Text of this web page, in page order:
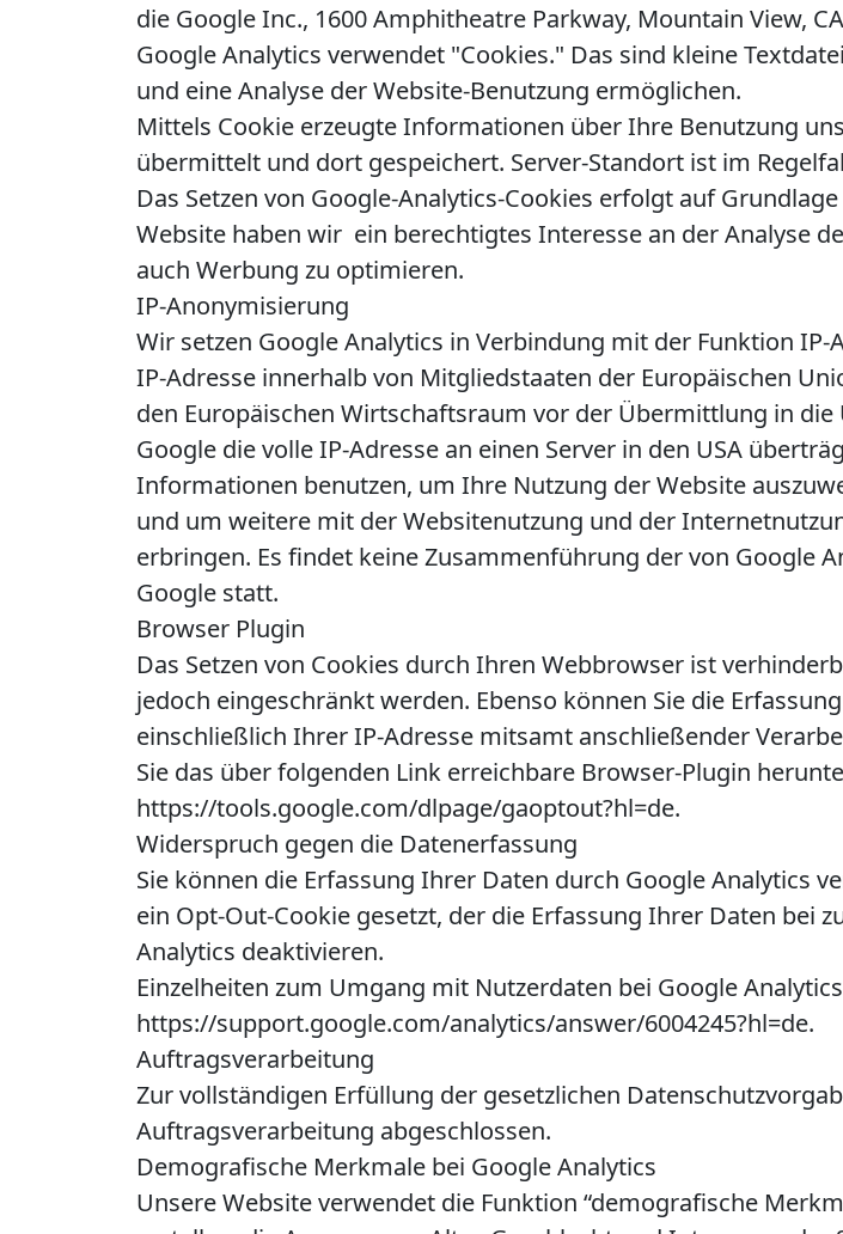
die Google Inc., 1600 Amphitheatre Parkway, Mountain View,
Google Analytics verwendet "Cookies." Das sind kleine
und eine Analyse der Website-Benutzung ermöglichen.
Mittels Cookie erzeugte Informationen über Ihre Benutzung
übermittelt und dort gespeichert. Server-Standort ist im
Das Setzen von Google-Analytics-Cookies erfolgt auf
Website haben wir ein berechtigtes Interesse an der Analyse
auch Werbung zu optimieren.
IP-Anonymisierung
Wir setzen Google Analytics in Verbindung mit der Funktion
IP-Adresse innerhalb von Mitgliedstaaten der Europäischen
den Europäischen Wirtschaftsraum vor der Übermittlung in die
Google die volle IP-Adresse an einen Server in den USA
Informationen benutzen, um Ihre Nutzung der Website
und um weitere mit der Websitenutzung und der
erbringen. Es findet keine Zusammenführung der von Google
Google statt.
Browser Plugin
Das Setzen von Cookies durch Ihren Webbrowser ist
jedoch eingeschränkt werden. Ebenso können Sie die
einschließlich Ihrer IP-Adresse mitsamt anschließender
Sie das über folgenden Link erreichbare Browser-Plugin
https://tools.google.com/dlpage/gaoptout?hl=de.
Widerspruch gegen die Datenerfassung
Sie können die Erfassung Ihrer Daten durch Google Analytics
ein Opt-Out-Cookie gesetzt, der die Erfassung Ihrer Daten bei
Analytics deaktivieren.
Einzelheiten zum Umgang mit Nutzerdaten bei Google
https://support.google.com/analytics/answer/6004245?hl=de.
Auftragsverarbeitung
Zur vollständigen Erfüllung der gesetzlichen
Auftragsverarbeitung abgeschlossen.
Demografische Merkmale bei Google Analytics
Unsere Website verwendet die Funktion “demografische